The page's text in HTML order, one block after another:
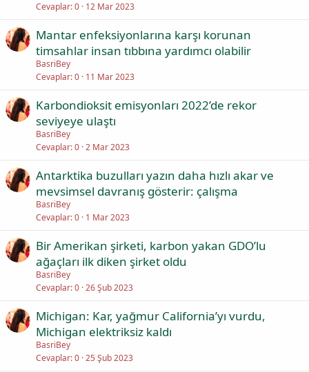
Cevaplar 0 12 Mar 2023
Mantar enfeksiyonlarına karşı korunan
timsahlar insan tıbbına yardımcı olabilir
BasriBey
Cevaplar 0 11 Mar 2023
Karbondioksit emisyonları 2022’de rekor
seviyeye ulaştı
BasriBey
Cevaplar 0 2 Mar 2023
Antarktika buzulları yazın daha hızlı akar ve
mevsimsel davranış gösterir: çalışma
BasriBey
Cevaplar 0 1 Mar 2023
Bir Amerikan şirketi, karbon yakan GDO’lu
ağaçları ilk diken şirket oldu
BasriBey
Cevaplar 0 26 Şub 2023
Michigan: Kar, yağmur California’yı vurdu,
Michigan elektriksiz kaldı
BasriBey
Cevaplar 0 25 Şub 2023